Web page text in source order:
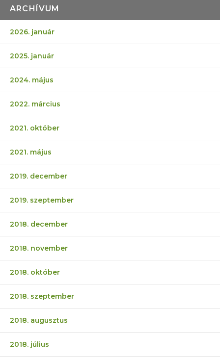
ARCHÍVUM
2026. január
2025. január
2024. május
2022. március
2021. október
2021. május
2019. december
2019. szeptember
2018. december
2018. november
2018. október
2018. szeptember
2018. augusztus
2018. július